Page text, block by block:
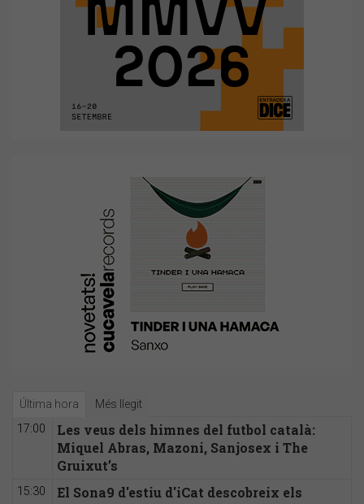
Última hora Més llegit
17:00
Les veus dels himnes del futbol català:
Miquel Abras, Mazoni, Sanjosex i The
Gruixut’s
15:30
El Sona9 d'estiu d'iCat descobreix els